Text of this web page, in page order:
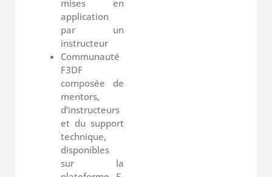
mises en
application
par un
instructeur
Communauté
F3DF
composée de
mentors,
d’instructeurs
et du support
technique,
disponibles
sur la